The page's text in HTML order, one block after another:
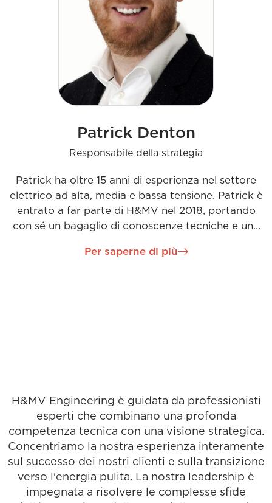
Patrick Denton
Responsabile della strategia
Patrick ha oltre 15 anni di esperienza nel settore
elettrico ad alta, media e bassa tensione. Patrick è
entrato a far parte di H&MV nel 2018, portando
con sé un bagaglio di conoscenze tecniche e una
progetti di successo dall'inizio alla fine. Patrick è
Per saperne di più
H&MV Engineering è guidata da professionisti
esperti che combinano una profonda
competenza tecnica con una visione strategica.
Concentriamo la nostra esperienza interamente
sul successo dei nostri clienti e sulla transizione
verso l'energia pulita. La nostra leadership è
impegnata a risolvere le complesse sfide